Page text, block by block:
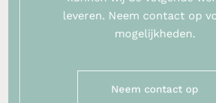
leveren. Neem contact op
mogelijkheden.
Neem contact op